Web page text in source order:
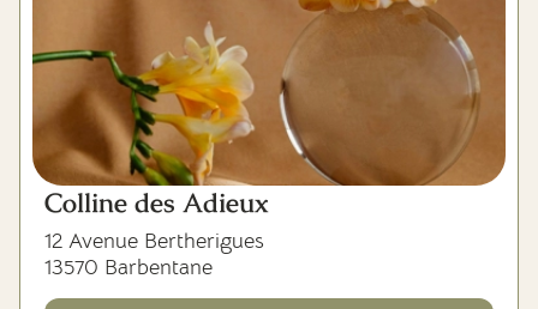
Colline des Adieux
12 Avenue Bertherigues
13570 Barbentane